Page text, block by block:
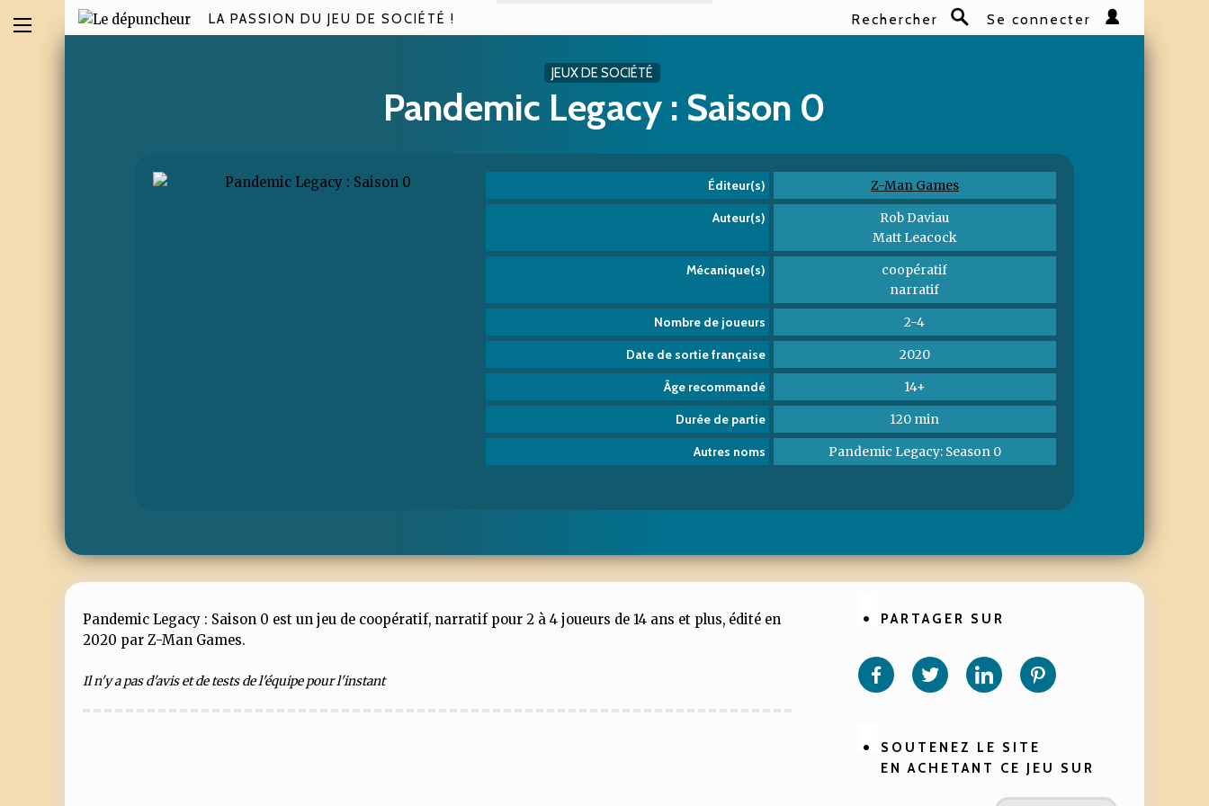
LA PASSION DU JEU DE SOCIÉTÉ ! Rechercher Se connecter
JEUX DE SOCIÉTÉ
Pandemic Legacy : Saison 0
Éditeur(s) Z-Man Games
Auteur(s)
Rob Daviau
Matt Leacock
Mécanique(s)
coopératif
narratif
Nombre de joueurs 2-4
Date de sortie française 2020
Âge recommandé 14+
Durée de partie 120 min
Autres noms Pandemic Legacy: Season 0
Pandemic Legacy : Saison 0 est un jeu de coopératif, narratif pour 2 à 4 joueurs de 14 ans et plus, édité en
2020 par Z-Man Games.
Il n'y a pas d'avis et de tests de l'équipe pour l'instant
PARTAGER SUR
sur sur sur
SOUTENEZ LE SITE
EN ACHETANT CE JEU SUR